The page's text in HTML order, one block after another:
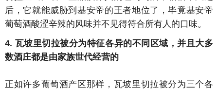
后，它就能威胁到基安帝的王者地位了，毕竟基安帝
葡萄酒酸涩辛辣的风味并不见得符合所有人的口味。
4. 瓦坡里切拉被分为特征各异的不同区域，并且大多
数酒庄都是由家族世代经营的
正如许多葡萄酒产区那样，瓦坡里切拉被分为三个各